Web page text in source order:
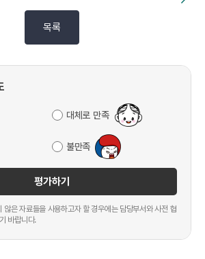
목록
대체로 만족
불만족
평가하기
않은 자료들을 사용하고자 할 경우에는 담당부서와 사전 협
바랍니다.